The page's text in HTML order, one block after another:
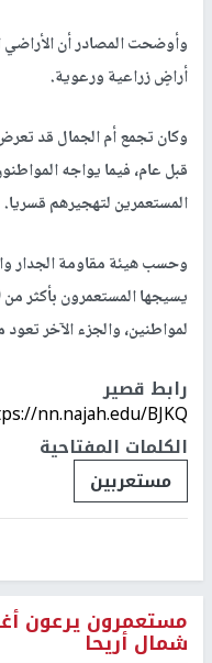
وأوضحت المصادر أن الأراضي
أراضٍ زراعية ورعوية.
وكان تجمع أم الجمال قد
قبل عام، فيما يواجه
المستعمرين لتهجيرهم قسريا.
وحسب هيئة مقاومة الجدار
لمواطنين، والجزء الآخر تعود
رابط قصير
nn.najah.edu/BJKQ/
الكلمات المفتاحية
مستعربين
مستعمرون يرعون
شمال أريحا